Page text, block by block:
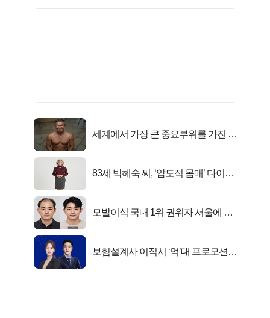
세계에서 가장 큰 중요부위를 가진 남
83세 박혜숙 씨, ‘압도적 몸매’ 다이어
모발이식 국내 1위 권위자 서울에 있
보험설계사 이직시 ‘억’대 프로모션!